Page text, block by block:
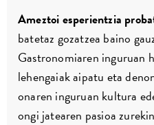
Ameztoi esperientzia
batetaz gozatzea baino
Gastronomiaren inguruan
lehengaiak aipatu eta
onaren inguruan kultura
ongi jatearen pasioa